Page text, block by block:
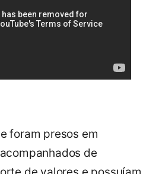
foram presos em
de